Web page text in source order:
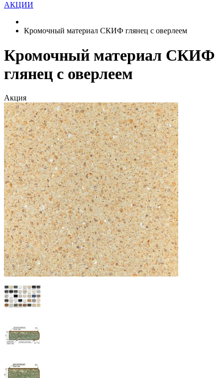
АКЦИИ
Кромочный материал СКИФ глянец с оверлеем
Кромочный материал СКИФ
глянец с оверлеем
Акция